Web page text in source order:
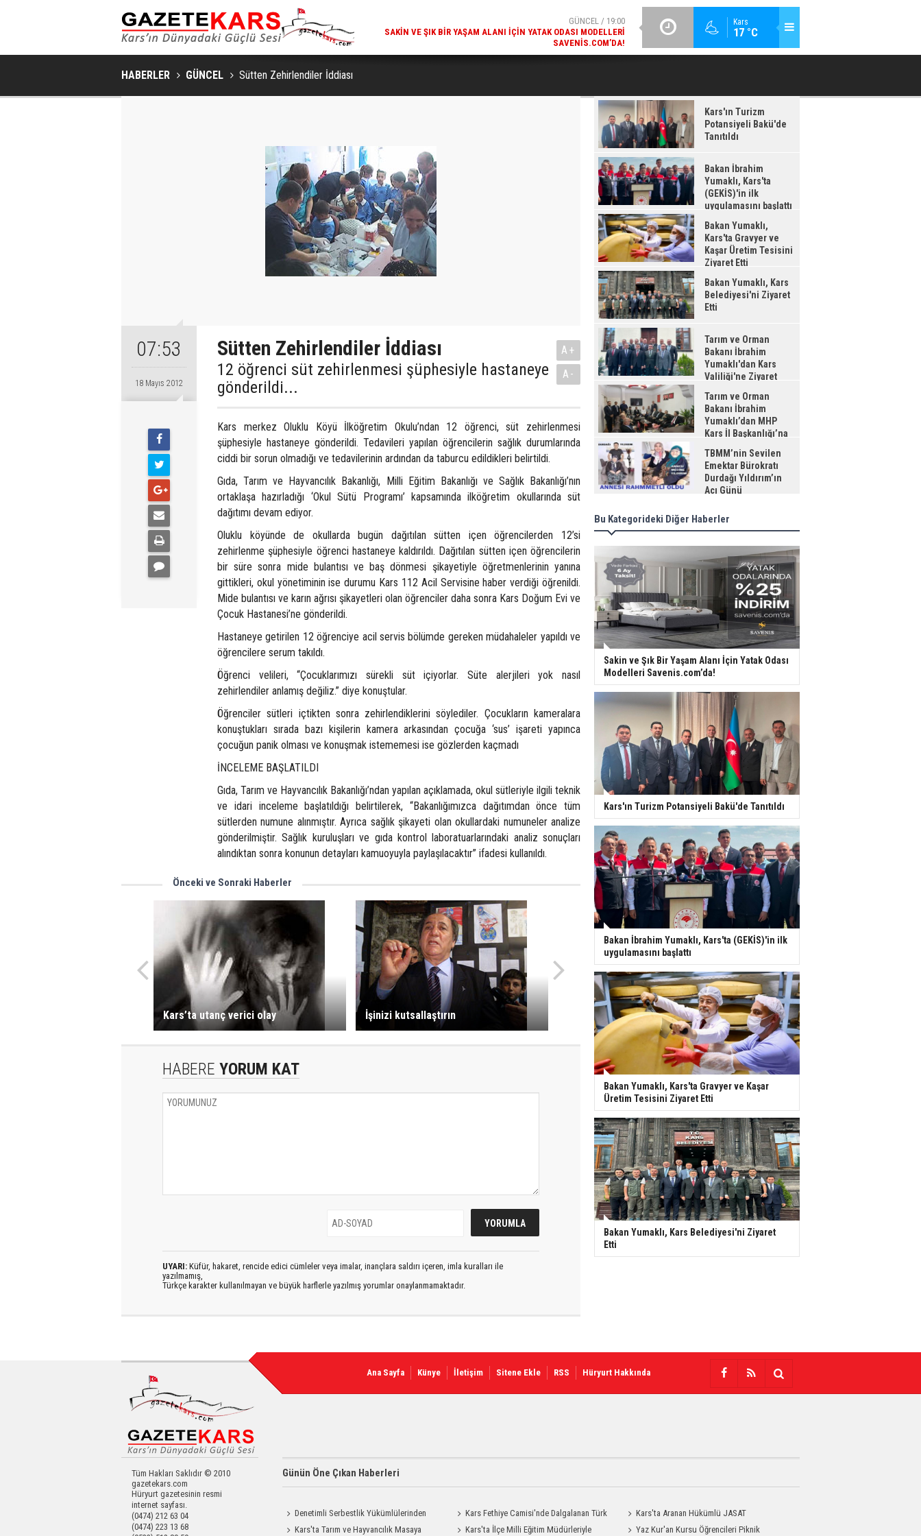
Kars
17 °C
GÜNCEL / 18:38
KARS'IN TURIZM POTANSIYELI BAKÜ'DE TANITILDI
BAKAN İBRAHIM YUMAKLI, KARS'TA (GEKİS)'IN ILK
HABERLER GÜNCEL Sütten Zehirlendiler İddiası
07:53
18 Mayıs 2012
Sütten Zehirlendiler İddiası
12 öğrenci süt zehirlenmesi şüphesiyle hastaneye
gönderildi...
A+
A-
Kars merkez Oluklu Köyü İlköğretim Okulu’ndan 12 öğrenci, süt zehirlenmesi
şüphesiyle hastaneye gönderildi. Tedavileri yapılan öğrencilerin sağlık durumlarında
ciddi bir sorun olmadığı ve tedavilerinin ardından da taburcu edildikleri belirtildi.
Gıda, Tarım ve Hayvancılık Bakanlığı, Milli Eğitim Bakanlığı ve Sağlık Bakanlığı’nın
ortaklaşa hazırladığı ‘Okul Sütü Programı’ kapsamında ilköğretim okullarında süt
dağıtımı devam ediyor.
Oluklu köyünde de okullarda bugün dağıtılan sütten içen öğrencilerden 12’si
zehirlenme şüphesiyle öğrenci hastaneye kaldırıldı. Dağıtılan sütten içen öğrencilerin
bir süre sonra mide bulantısı ve baş dönmesi şikayetiyle öğretmenlerinin yanına
gittikleri, okul yönetiminin ise durumu Kars 112 Acil Servisine haber verdiği öğrenildi.
Mide bulantısı ve karın ağrısı şikayetleri olan öğrenciler daha sonra Kars Doğum Evi ve
Çocuk Hastanesi’ne gönderildi.
Hastaneye getirilen 12 öğrenciye acil servis bölümde gereken müdahaleler yapıldı ve
öğrencilere serum takıldı.
Öğrenci velileri, “Çocuklarımızı sürekli süt içiyorlar. Süte alerjileri yok nasıl
zehirlendiler anlamış değiliz.” diye konuştular.
Öğrenciler sütleri içtikten sonra zehirlendiklerini söylediler. Çocukların kameralara
konuştukları sırada bazı kişilerin kamera arkasından çocuğa ‘sus’ işareti yapınca
çocuğun panik olması ve konuşmak istememesi ise gözlerden kaçmadı
İNCELEME BAŞLATILDI
Gıda, Tarım ve Hayvancılık Bakanlığı’ndan yapılan açıklamada, okul sütleriyle ilgili teknik
ve idari inceleme başlatıldığı belirtilerek, “Bakanlığımızca dağıtımdan önce tüm
sütlerden numune alınmıştır. Ayrıca sağlık şikayeti olan okullardaki numuneler analize
gönderilmiştir. Sağlık kuruluşları ve gıda kontrol laboratuarlarındaki analiz sonuçları
alındıktan sonra konunun detayları kamuoyuyla paylaşılacaktır” ifadesi kullanıldı.
Önceki ve Sonraki Haberler
Kars’ta utanç verici olay İşinizi kutsallaştırın
HABERE YORUM KAT
UYARI: Küfür, hakaret, rencide edici cümleler veya imalar, inançlara saldırı içeren, imla kuralları ile
yazılmamış,
Türkçe karakter kullanılmayan ve büyük harflerle yazılmış yorumlar onaylanmamaktadır.
Kars'ın Turizm
Potansiyeli Bakü'de
Tanıtıldı
Bakan İbrahim
Yumaklı, Kars'ta
(GEKİS)'in ilk
uygulamasını başlattı
Bakan Yumaklı,
Kars'ta Gravyer ve
Kaşar Üretim Tesisini
Ziyaret Etti
Bakan Yumaklı, Kars
Belediyesi'ni Ziyaret
Etti
Tarım ve Orman
Bakanı İbrahim
Yumaklı'dan Kars
Valiliği'ne Ziyaret
Tarım ve Orman
Bakanı İbrahim
Yumaklı’dan MHP
Kars İl Başkanlığı’na
Ziyaret
TBMM’nin Sevilen
Emektar Bürokratı
Durdağı Yıldırım’ın
Acı Günü
Bu Kategorideki Diğer Haberler
Sakin ve Şık Bir Yaşam Alanı İçin Yatak Odası
Modelleri Savenis.com’da!
Kars'ın Turizm Potansiyeli Bakü'de Tanıtıldı
Bakan İbrahim Yumaklı, Kars'ta (GEKİS)'in ilk
uygulamasını başlattı
Bakan Yumaklı, Kars'ta Gravyer ve Kaşar
Üretim Tesisini Ziyaret Etti
Bakan Yumaklı, Kars Belediyesi'ni Ziyaret
Etti
Ana Sayfa Künye İletişim Sitene Ekle RSS Hüryurt Hakkında
Tüm Hakları Saklıdır © 2010
gazetekars.com
Hüryurt gazetesinin resmi
internet sayfası.
(0474) 212 63 04
(0474) 223 13 68
Günün Öne Çıkan Haberleri
Denetimli Serbestlik Yükümlülerinden
Okula Temizlik Desteği
Kars Fethiye Camisi'nde Dalgalanan Türk
Bayrağı Görenlerin Beğenisini Topladı
Kars'ta Aranan Hükümlü JASAT
Operasyonuyla Yakalandı
Kars'ta Tarım ve Hayvancılık Masaya Kars'ta İlçe Milli Eğitim Müdürleriyle Yaz Kur'an Kursu Öğrencileri Piknik